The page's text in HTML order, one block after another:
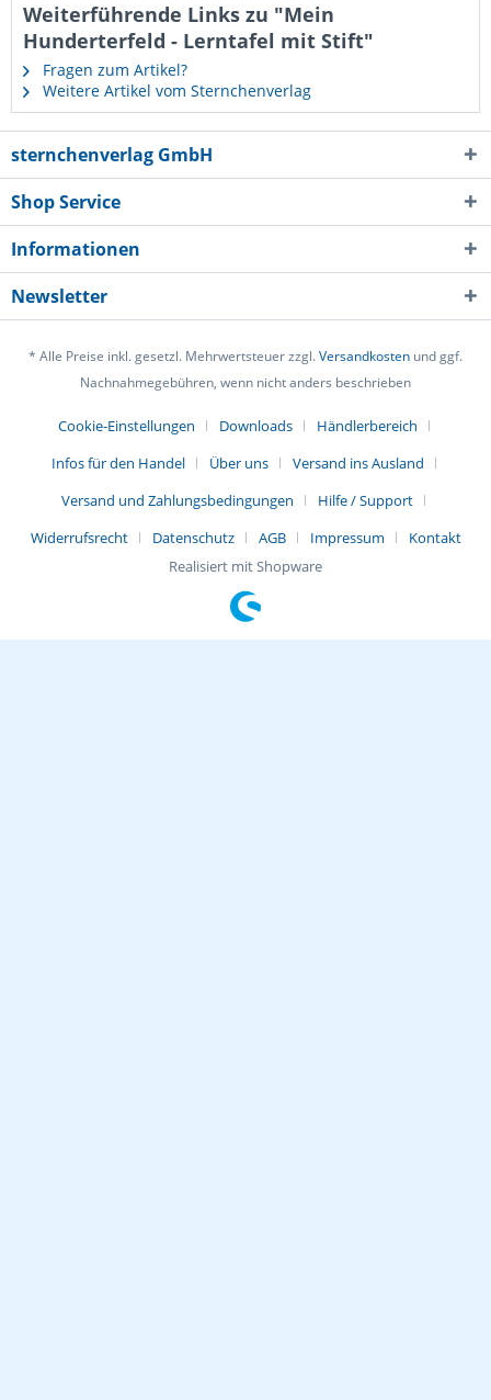
Weiterführende Links zu "Mein
Hunderterfeld - Lerntafel mit Stift"
Fragen zum Artikel?
Weitere Artikel vom Sternchenverlag
sternchenverlag GmbH
Shop Service
Informationen
Newsletter
* Alle Preise inkl. gesetzl. Mehrwertsteuer zzgl.Versandkosten und ggf.
Nachnahmegebühren, wenn nicht anders beschrieben
Cookie-Einstellungen Downloads
Händlerbereich
Infos für den Handel
Über uns
Versand ins Ausland
Versand und Zahlungsbedingungen
Hilfe / Support
Widerrufsrecht
Datenschutz AGB Impressum
Kontakt
Realisiert mit Shopware